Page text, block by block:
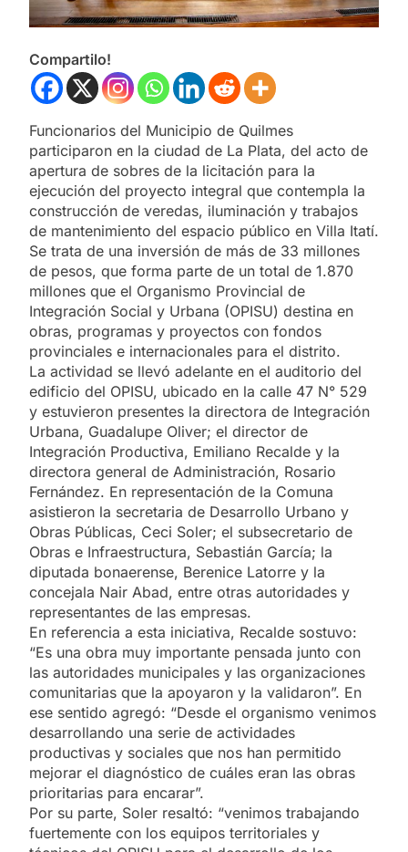
Compartilo!
Funcionarios del Municipio de Quilmes
participaron en la ciudad de La Plata, del acto de
apertura de sobres de la licitación para la
ejecución del proyecto integral que contempla la
construcción de veredas, iluminación y trabajos
de mantenimiento del espacio público en Villa Itatí.
Se trata de una inversión de más de 33 millones
de pesos, que forma parte de un total de 1.870
millones que el Organismo Provincial de
Integración Social y Urbana (OPISU) destina en
obras, programas y proyectos con fondos
provinciales e internacionales para el distrito.
La actividad se llevó adelante en el auditorio del
edificio del OPISU, ubicado en la calle 47 N° 529
y estuvieron presentes la directora de Integración
Urbana, Guadalupe Oliver; el director de
Integración Productiva, Emiliano Recalde y la
directora general de Administración, Rosario
Fernández. En representación de la Comuna
asistieron la secretaria de Desarrollo Urbano y
Obras Públicas, Ceci Soler; el subsecretario de
Obras e Infraestructura, Sebastián García; la
diputada bonaerense, Berenice Latorre y la
concejala Nair Abad, entre otras autoridades y
representantes de las empresas.
En referencia a esta iniciativa, Recalde sostuvo:
“Es una obra muy importante pensada junto con
las autoridades municipales y las organizaciones
comunitarias que la apoyaron y la validaron”. En
ese sentido agregó: “Desde el organismo venimos
desarrollando una serie de actividades
productivas y sociales que nos han permitido
mejorar el diagnóstico de cuáles eran las obras
prioritarias para encarar”.
Por su parte, Soler resaltó: “venimos trabajando
fuertemente con los equipos territoriales y